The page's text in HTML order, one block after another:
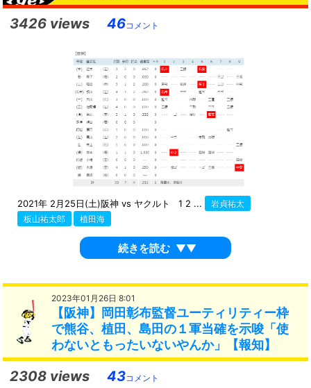
3426 views 46コメント
2021年 2月25日(土)阪神 vs ヤクルト 1 2 ...
岩貞祐太
板山祐太郎
植田海
続きを読む ▼▼
2023年01月26日 8:01
【阪神】岡田彰布監督ユーティリティー枠
で熊谷、植田、島田の１軍当確を示唆「使
わないともったいないやんか」【報知】
2308 views 43コメント